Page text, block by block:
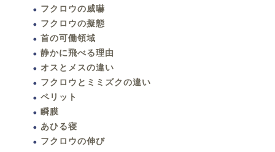
フクロウの威嚇
フクロウの擬態
首の可働領域
静かに飛べる理由
オスとメスの違い
フクロウとミミズクの違い
ペリット
瞬膜
あひる寝
フクロウの伸び